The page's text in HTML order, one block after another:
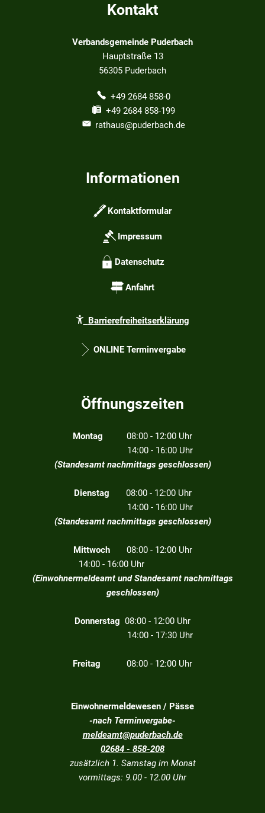
Kontakt
Verbandsgemeinde Puderbach
Hauptstraße 13
56305 Puderbach
+49 2684 858-0
+49 2684 858-199
rathaus@puderbach.de
Informationen
Kontaktformular
Impressum
Datenschutz
Anfahrt
Barrierefreiheitserklärung
ONLINE Terminvergabe
Öffnungszeiten
Montag 08:00 - 12:00 Uhr
14:00 - 16:00 Uhr
(Standesamt nachmittags geschlossen)
Dienstag 08:00 - 12:00 Uhr
14:00 - 16:00 Uhr
(Standesamt nachmittags geschlossen)
Mittwoch 08:00 - 12:00 Uhr
14:00 - 16:00 Uhr
(Einwohnermeldeamt und Standesamt nachmittags
geschlossen)
Donnerstag 08:00 - 12:00 Uhr
14:00 - 17:30 Uhr
Freitag 08:00 - 12:00 Uhr
Einwohnermeldewesen / Pässe
-nach Terminvergabe-
meldeamt@puderbach.de
02684 - 858-208
zusätzlich 1. Samstag im Monat
vormittags: 9.00 - 12.00 Uhr